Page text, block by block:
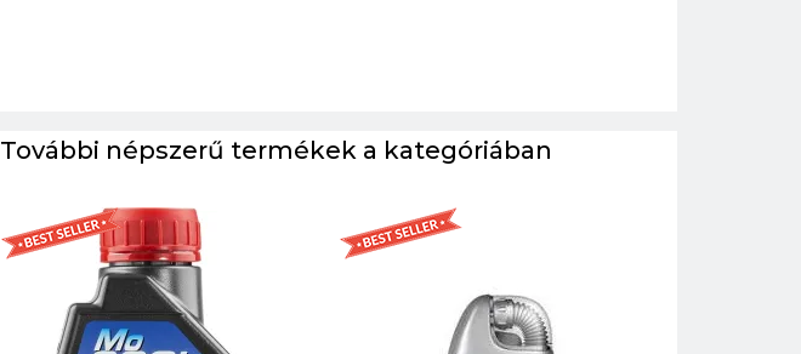
További népszerű termékek a kategóriában